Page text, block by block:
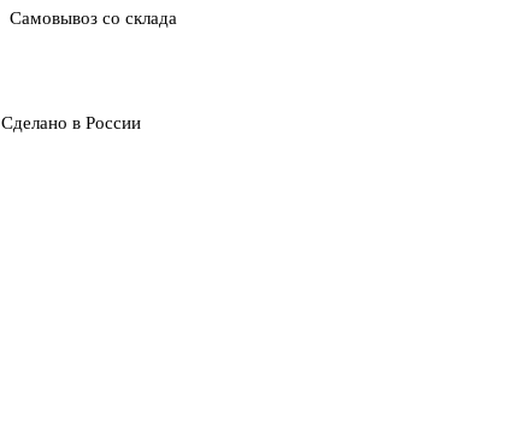
Самовывоз со склада
Сделано в России